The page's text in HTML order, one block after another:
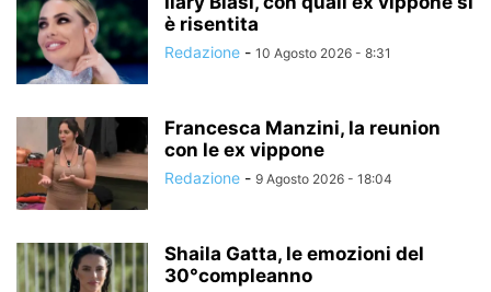
è risentita
Redazione - 10 Agosto 2026 - 8:31
Francesca Manzini, la reunion
con le ex vippone
Redazione - 9 Agosto 2026 - 18:04
Shaila Gatta, le emozioni del
30°compleanno